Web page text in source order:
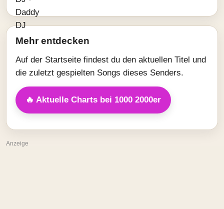
Mehr entdecken
Auf der Startseite findest du den aktuellen Titel und
die zuletzt gespielten Songs dieses Senders.
🔥 Aktuelle Charts bei 1000 2000er
Anzeige